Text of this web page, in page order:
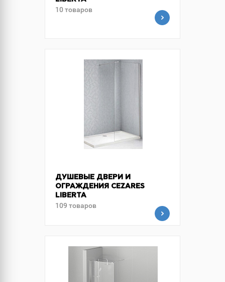
10 товаров
ДУШЕВЫЕ ДВЕРИ И
ОГРАЖДЕНИЯ CEZARES
LIBERTA
109 товаров